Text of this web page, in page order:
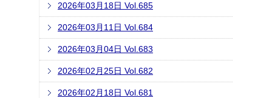
2026年03月18日 Vol.685
2026年03月11日 Vol.684
2026年03月04日 Vol.683
2026年02月25日 Vol.682
2026年02月18日 Vol.681